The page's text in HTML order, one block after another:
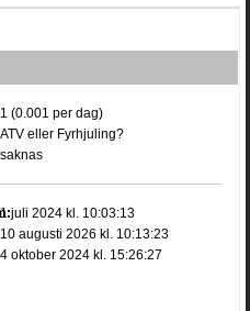
1 (0.001 per dag)
ATV eller Fyrhjuling?
saknas
1 juli 2024 kl. 10:03:13
10 augusti 2026 kl. 10:13:23
4 oktober 2024 kl. 15:26:27